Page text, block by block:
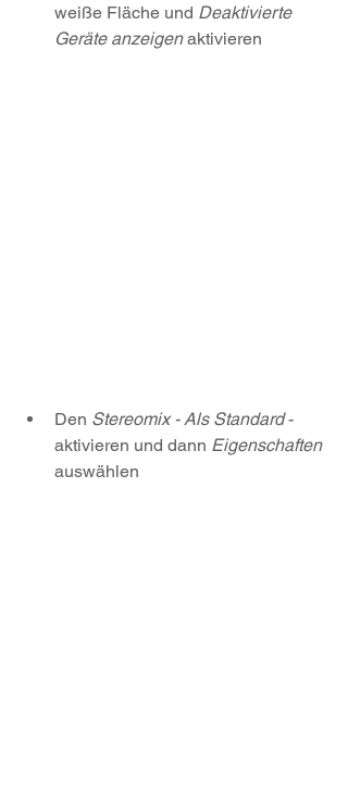
weiße Fläche und Deaktivierte
Geräte anzeigen aktivieren
Den Stereomix - Als Standard -
aktivieren und dann Eigenschaften
auswählen